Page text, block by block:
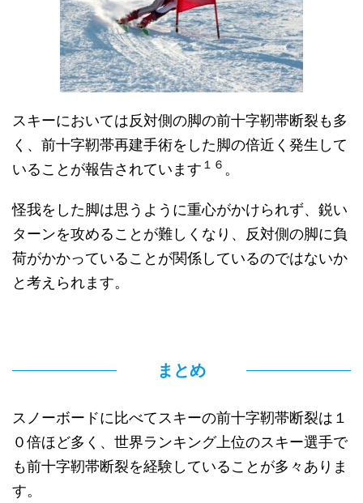
スキーにおいては反対側の脚の前十字靭帯断裂も多
く、前十字靭帯再建手術をした脚の倍近く発生して
いることが報告されています １６ 。
怪我をした脚は思うように重心がかけられず、鋭い
ターンを攻めることが難しくなり、反対側の脚に負
荷がかかっていることが関係しているのではないか
と考えられます。
まとめ
スノーボードに比べてスキーの前十字靭帯断裂は１
０倍ほど多く、世界ランキング上位のスキー選手で
も前十字靭帯断裂を経験していることが多々ありま
す。